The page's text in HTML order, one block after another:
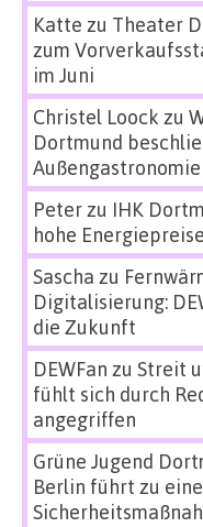
Katte zu Theater
zum
im Juni
Christel Loock zu
Dortmund
Außengastronomie
Peterzu IHK
hohe
Sascha zu
Digitalisierung:
die Zukunft
DEWFan zu Streit
fühlt sich durch
angegriffen
Grüne Jugend
Berlin führt zu